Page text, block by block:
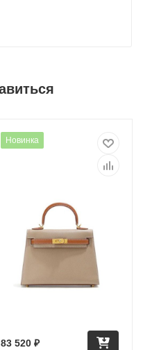
Новинка
83 520 ₽